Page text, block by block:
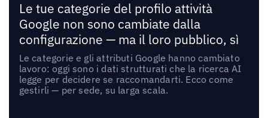
Le tue categorie del profilo attività
Google non sono cambiate dalla
configurazione — ma il loro pubblico, sì
Le categorie e gli attributi Google hanno cambiato
lavoro: oggi sono i dati strutturati che la ricerca AI
legge per decidere se raccomandarti. Ecco come
gestirli — per sede, su larga scala.